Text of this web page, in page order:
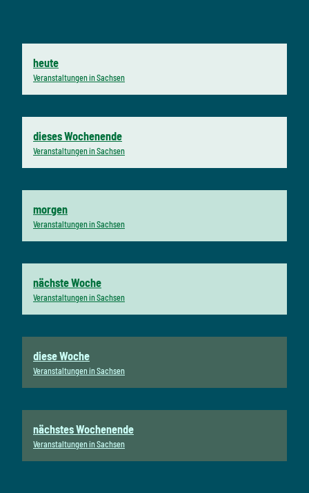
heute
Veranstaltungen in Sachsen
dieses Wochenende
Veranstaltungen in Sachsen
morgen
Veranstaltungen in Sachsen
nächste Woche
Veranstaltungen in Sachsen
diese Woche
Veranstaltungen in Sachsen
nächstes Wochenende
Veranstaltungen in Sachsen